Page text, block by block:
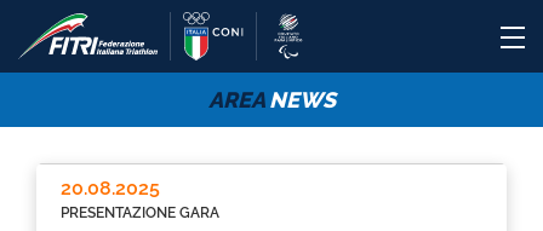
AREANEWS
PRESENTAZIONE GARA
20.08.2025